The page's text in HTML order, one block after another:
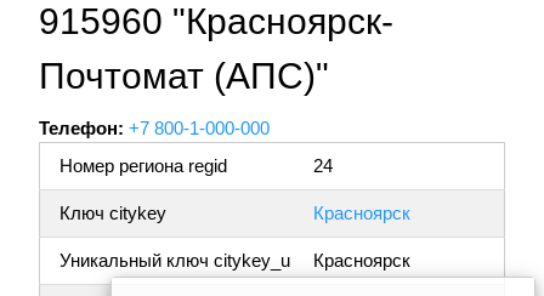
915960 "Красноярск-
Почтомат (АПС)"
Телефон: +7 800-1-000-000
Номер региона regid
24
Ключ citykey Красноярск
Уникальный ключ citykey_u Красноярск